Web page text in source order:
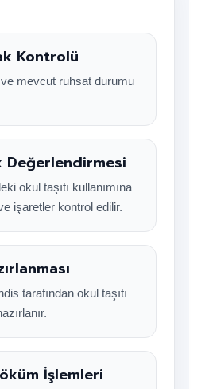
Kontrolü
mevcut ruhsat durumu
Değerlendirmesi
okul taşıtı kullanımına
işaretler kontrol edilir.
tarafından okul taşıtı
İşlemleri